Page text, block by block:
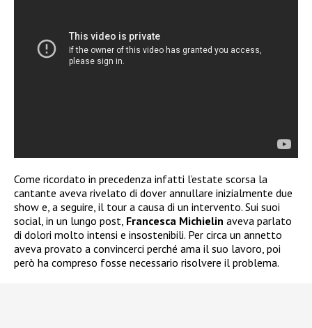
Come ricordato in precedenza infatti l’estate scorsa la
cantante aveva rivelato di dover annullare inizialmente due
show e, a seguire, il tour a causa di un intervento. Sui suoi
social, in un lungo post, Francesca Michielin aveva parlato
di dolori molto intensi e insostenibili. Per circa un annetto
aveva provato a convincerci perché ama il suo lavoro, poi
però ha compreso fosse necessario risolvere il problema.